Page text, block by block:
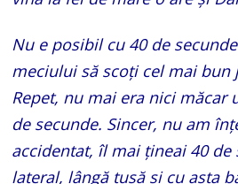
Nu e posibil cu 40 de
meciului să scoți cel mai bun
Repet, nu mai era nici măcar
de secunde. Sincer, nu am
accidentat, îl mai țineai 40 de
lateral, lângă tușă și cu asta